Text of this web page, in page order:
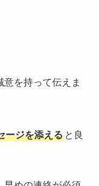
を持って伝えま
ージを添える と良